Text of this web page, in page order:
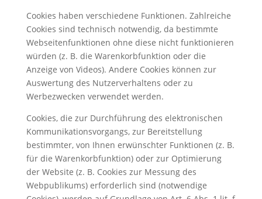
Cookies haben verschiedene Funktionen. Zahlreiche
Cookies sind technisch notwendig, da bestimmte
Webseitenfunktionen ohne diese nicht funktionieren
würden (z. B. die Warenkorbfunktion oder die
Anzeige von Videos). Andere Cookies können zur
Auswertung des Nutzerverhaltens oder zu
Werbezwecken verwendet werden.
Cookies, die zur Durchführung des elektronischen
Kommunikationsvorgangs, zur Bereitstellung
bestimmter, von Ihnen erwünschter Funktionen (z. B.
für die Warenkorbfunktion) oder zur Optimierung
der Website (z. B. Cookies zur Messung des
Webpublikums) erforderlich sind (notwendige